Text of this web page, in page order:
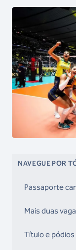
NAVEGUE POR
Passaporte
Mais duas
Título e